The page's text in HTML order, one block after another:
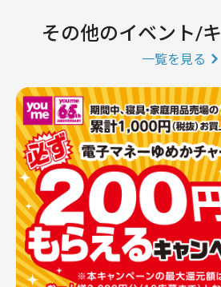
その他のイベント/
一覧を見る